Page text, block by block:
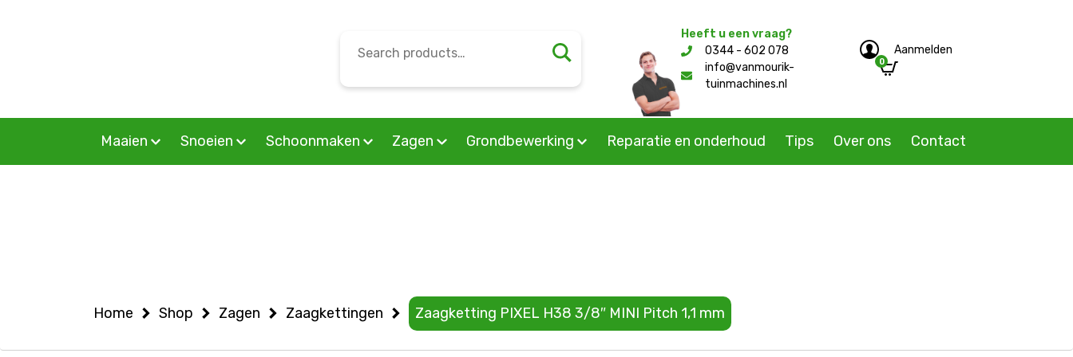
/home/allermedia/domains/vanmourik-tuinmachines.nl/public_html/wp-content/themes/mourik/woocommerce/single-product.php
Search
Heeft u een vraag?
0344 - 602 078
info@vanmourik-
tuinmachines.nl
Aanmelden
0
Maaien Snoeien Schoonmaken Zagen Grondbewerking Reparatie en onderhoud Tips Over ons Contact
Home Shop Zagen Zaagkettingen Zaagketting PIXEL H38 3/8″ MINI Pitch 1,1 mm